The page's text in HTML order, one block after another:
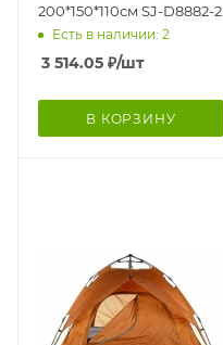
200*150*110см SJ-D8882-2
Есть в наличии: 2
3 514.05 ₽/шт
В КОРЗИНУ